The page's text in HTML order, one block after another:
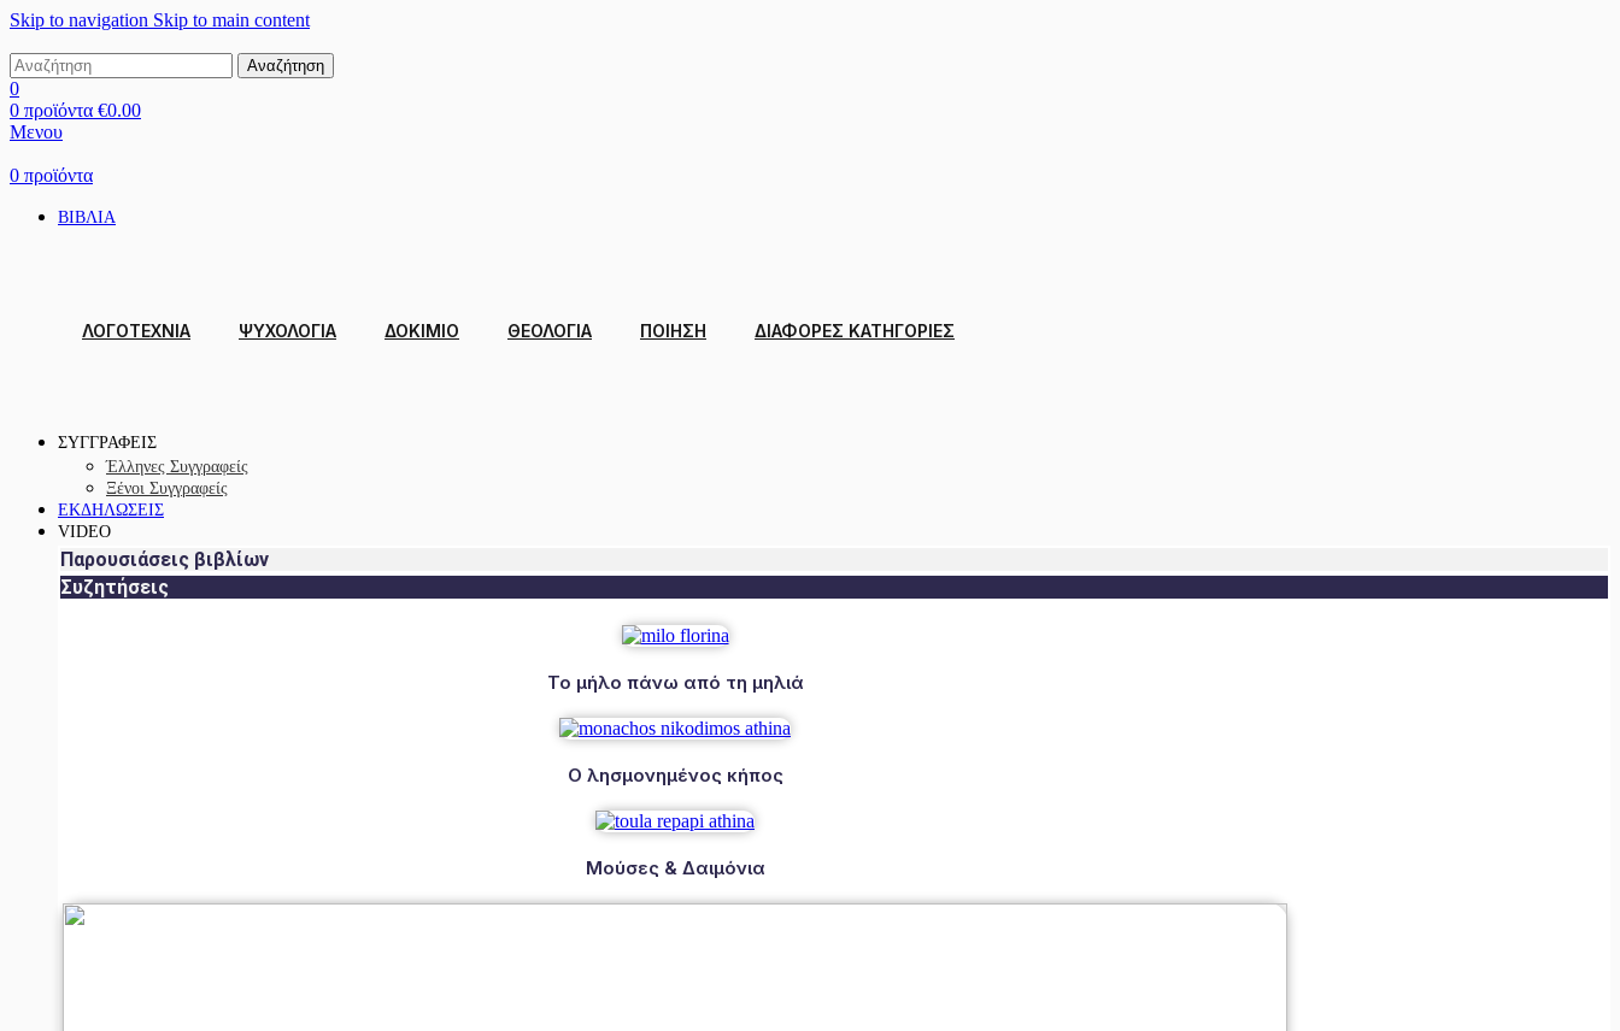
Skip to navigation Skip to main content
Αναζήτηση
0
0 προϊόντα €0.00
Μενου
0 προϊόντα
ΒΙΒΛΙΑ
ΛΟΓΟΤΕΧΝΙΑ ΨΥΧΟΛΟΓΙΑ ΔΟΚΊΜΙΟ ΘΕΟΛΟΓΙΑ ΠΟΙΗΣΗ ΔΙΑΦΟΡΕΣ ΚΑΤΗΓΟΡΙΕΣ
ΣΥΓΓΡΑΦΕΙΣ
Έλληνες Συγγραφείς
Ξένοι Συγγραφείς
ΕΚΔΗΛΩΣΕΙΣ
VIDEO
Παρουσιάσεις βιβλίων
Συζητήσεις
Το μήλο πάνω από τη μηλιά
Ο λησμονημένος κήπος
Μούσες & Δαιμόνια